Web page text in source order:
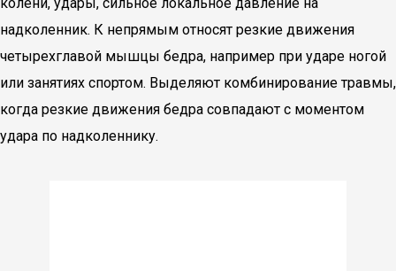
надколенник. К непрямым относят резкие движения
четырехглавой мышцы бедра, например при ударе ногой
или занятиях спортом. Выделяют комбинирование травмы,
когда резкие движения бедра совпадают с моментом
удара по надколеннику.